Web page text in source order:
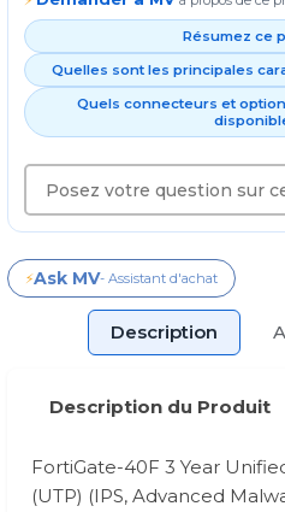
Résumez ce
Quelles sont les principales
Quels connecteurs et
⚡Ask MV- Assistant d'achat
Description
Description du Produit
FortiGate-40F 3 Year
(UTP) (IPS, Advanced